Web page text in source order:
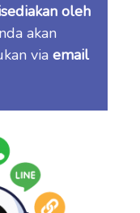
oleh
akan
via email